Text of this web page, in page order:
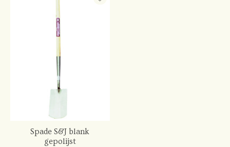
Spade S&J blank
gepolijst